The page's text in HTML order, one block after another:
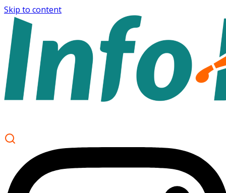
Skip to content